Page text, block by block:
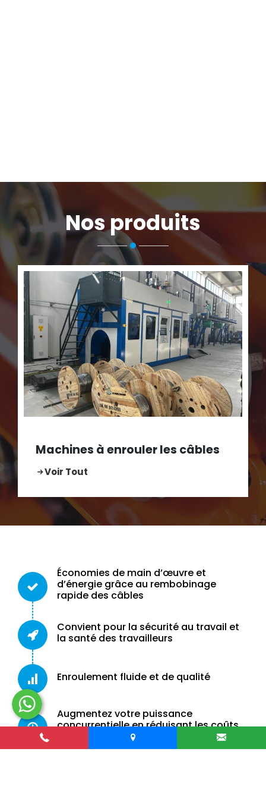
Nos produits
Machines à enrouler les câbles
Voir Tout
Économies de main d’œuvre et
d’énergie grâce au rembobinage
rapide des câbles
Convient pour la sécurité au travail et
la santé des travailleurs
Enroulement fluide et de qualité
Augmentez votre puissance
concurrentielle en réduisant les coûts